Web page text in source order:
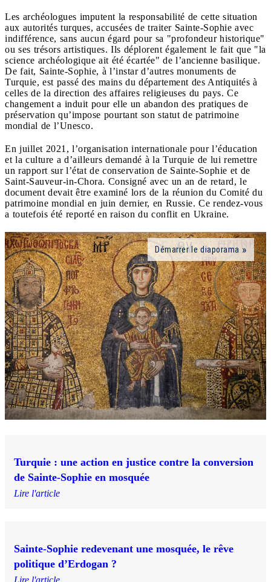
Les archéologues imputent la responsabilité de cette situation
aux autorités turques, accusées de traiter Sainte-Sophie avec
indifférence, sans aucun égard pour sa "profondeur historique"
ou ses trésors artistiques. Ils déplorent également le fait que "la
science archéologique ait été écartée" de l’ancienne basilique.
De fait, Sainte-Sophie, à l’instar d’autres monuments de
Turquie, est passé des mains du département des Antiquités à
celles de la direction des affaires religieuses du pays. Ce
changement a induit pour elle un abandon des pratiques de
préservation qu’impose pourtant son statut de patrimoine
mondial de l’Unesco.
En juillet 2021, l’organisation internationale pour l’éducation
et la culture a d’ailleurs demandé à la Turquie de lui remettre
un rapport sur l’état de conservation de Sainte-Sophie et de
Saint-Sauveur-in-Chora. Consigné avec un an de retard, le
document devait être examiné lors de la réunion du Comité du
patrimoine mondial en juin dernier, en Russie. Ce rendez-vous
a toutefois été reporté en raison du conflit en Ukraine.
Démarrer le diaporama
Turquie : une action en justice contre la conversion
de Sainte-Sophie en mosquée
Lire l'article
Sainte-Sophie redevenant une mosquée, le rêve
politique d’Erdogan ?
Lire l'article